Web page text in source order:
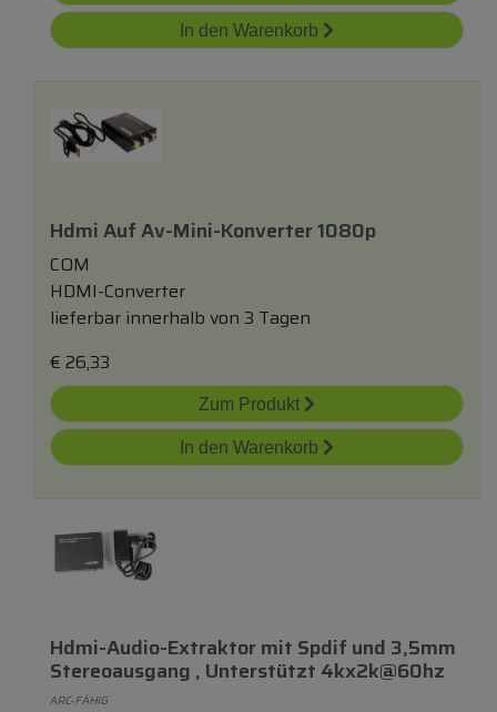
In den Warenkorb
Hdmi Auf Av-Mini-Konverter 1080p
COM
HDMI-Converter
lieferbar innerhalb von 3 Tagen
€ 26,33
Zum Produkt
In den Warenkorb
Hdmi-Audio-Extraktormit Spdif und 3,5mm
Stereoausgang , Unterstützt 4kx2k@60hz
ARC-FÄHIG